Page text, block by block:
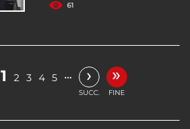
61
1 2 3 4 5 … ›
SUCC.
»
FINE